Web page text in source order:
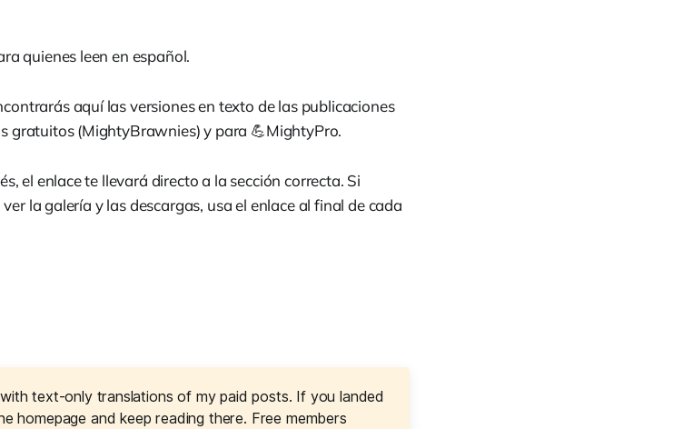
quienes leen en español.
aquí las versiones en texto de las publicaciones
gratuitos (MightyBrawnies) y para 💪MightyPro.
el enlace te llevará directo a la sección correcta. Si
la galería y las descargas, usa el enlace al final de cada
text-only translations of my paid posts. If you landed
homepage and keep reading there. Free members